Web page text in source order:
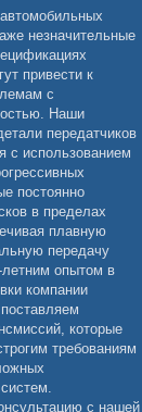
незначительные
привести к
с
Наши
передатчиков
с использованием
постоянно
в пределах
плавную
передачу
опытом в
компании
которые
требованиям
с нашей